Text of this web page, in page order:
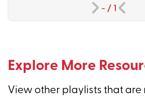
1
/
-
Explore More
View other playlists that